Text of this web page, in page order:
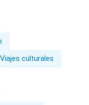
Viajes culturales